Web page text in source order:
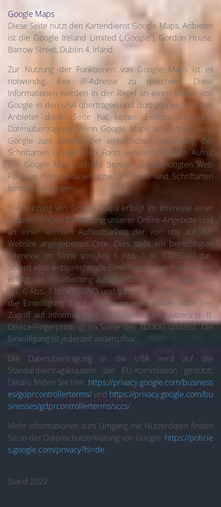
Google Maps
Diese Seite nutzt den Kartendienst Google Maps. Anbieter
ist die Google Ireland Limited („Google“), Gordon House,
Barrow Street, Dublin 4, Irland.
Zur Nutzung der Funktionen von Google Maps ist es
notwendig, Ihre IP-Adresse zu speichern. Diese
Informationen werden in der Regel an einen Server von
Google in den USA übertragen und dort gespeichert. Der
Anbieter dieser Seite hat keinen Einfluss auf diese
Datenübertragung. Wenn Google Maps aktiviert ist, kann
Google zum Zwecke der einheitlichen Darstellung der
Schriftarten Google Web Fonts verwenden. Beim Aufruf
von Google Maps lädt Ihr Browser die benötigten Web
Fonts in ihren Browsercache, um Texte und Schriftarten
korrekt anzuzeigen.
Die Nutzung von Google Maps erfolgt im Interesse einer
ansprechenden Darstellung unserer Online-Angebote und
an einer leichten Auffindbarkeit der von uns auf der
Website angegebenen Orte. Dies stellt ein berechtigtes
Interesse im Sinne von Art. 6 Abs. 1 lit. f DSGVO dar.
Sofern eine entsprechende Einwilligung abgefragt wurde,
erfolgt die Verarbeitung ausschließlich auf Grundlage von
Art. 6 Abs. 1 lit. a DSGVO und § 25 Abs. 1 TDDDG, soweit
die Einwilligung die Speicherung von Cookies oder den
Zugriff auf Informationen im Endgerät des Nutzers (z. B.
Device-Fingerprinting) im Sinne des TDDDG umfasst. Die
Einwilligung ist jederzeit widerrufbar.
Die Datenübertragung in die USA wird auf die
Standardvertragsklauseln der EU-Kommission gestützt.
Details finden Sie hier: https://privacy.google.com/business
es/gdprcontrollerterms/ und https://privacy.google.com/bu
sinesses/gdprcontrollerterms/sccs/.
Mehr Informationen zum Umgang mit Nutzerdaten finden
Sie in der Datenschutzerklärung von Google: https://policie
s.google.com/privacy?hl=de.
Stand 2022